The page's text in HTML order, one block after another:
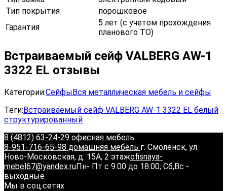
Тип покрытия
порошковое
Гарантия
5 лет (с учетом прохождения
планового ТО)
Встраиваемый сейф VALBERG AW-1
3322 EL отзывы
Категории:СейфыВся металлическая мебель и сейфы
Теги:Встраиваемый сейф VALBERG AW-1 3322 EL белый
структурированный
8 (4812) 63-24-29 офисная мебель
8-951-716-65-98 домашняя мебель г. Смоленск, ул.
Ново-Московская, д. 15А, 2 этажofisnaya-
mebel67@yandex.ruПн- Пт с 9.00 до 18.00; Сб,Вс -
выходные
Мы в соц.сетях